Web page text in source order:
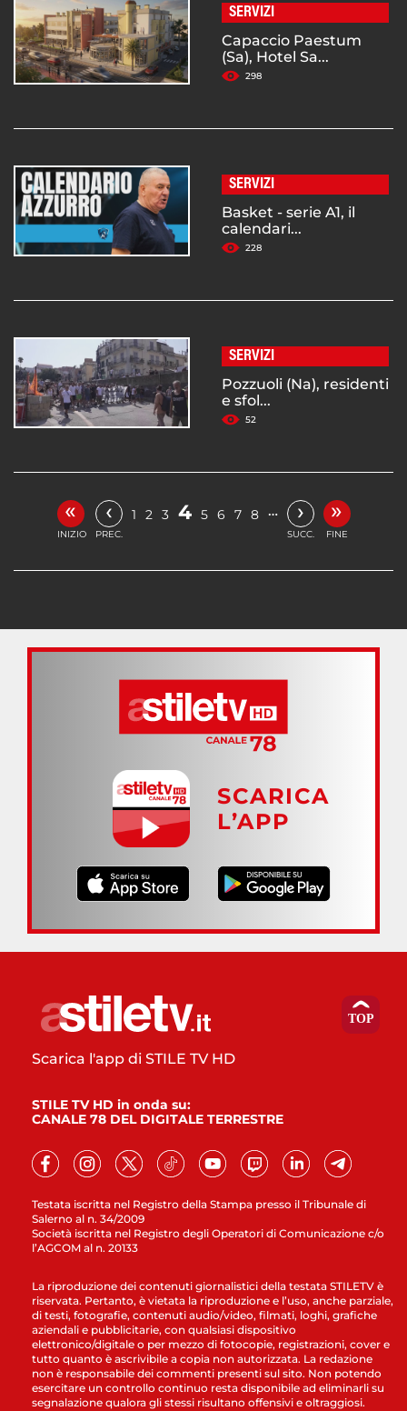
SERVIZI
Capaccio Paestum
(Sa), Hotel Sa...
298
SERVIZI
Basket - serie A1, il
calendari...
228
SERVIZI
Pozzuoli (Na), residenti
e sfol...
52
«
INIZIO
‹
PREC.
1 2 3 4 5 6 7 8 … ›
SUCC.
»
FINE
SCARICA
L’APP
Testata iscritta nel Registro della Stampa presso il Tribunale di
Salerno al n. 34/2009
Società iscritta nel Registro degli Operatori di Comunicazione c/o
l’AGCOM al n. 20133
Scarica l'app di STILE TV HD
STILE TV HD in onda su:
CANALE 78 DEL DIGITALE TERRESTRE
La riproduzione dei contenuti giornalistici della testata STILETV è
riservata. Pertanto, è vietata la riproduzione e l’uso, anche parziale,
di testi, fotografie, contenuti audio/video, filmati, loghi, grafiche
aziendali e pubblicitarie, con qualsiasi dispositivo
elettronico/digitale o per mezzo di fotocopie, registrazioni, cover e
tutto quanto è ascrivibile a copia non autorizzata. La redazione
non è responsabile dei commenti presenti sul sito. Non potendo
esercitare un controllo continuo resta disponibile ad eliminarli su
segnalazione qualora gli stessi risultano offensivi e oltraggiosi.